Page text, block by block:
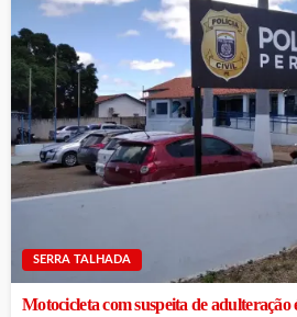
SERRA TALHADA
Motocicleta com suspeita de